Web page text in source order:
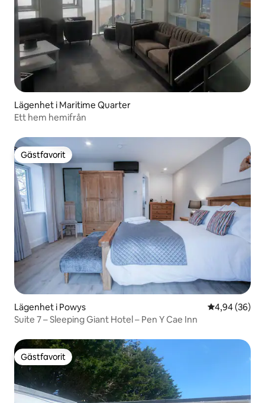
Lägenhet i Maritime Quarter
Ett hem hemifrån
Gästfavorit
Gästfavorit
Lägenhet i Powys 4,94 av 5 i
4,94 (36)
Suite 7 – Sleeping Giant Hotel – Pen Y Cae Inn
Gästfavorit
Gästfavorit